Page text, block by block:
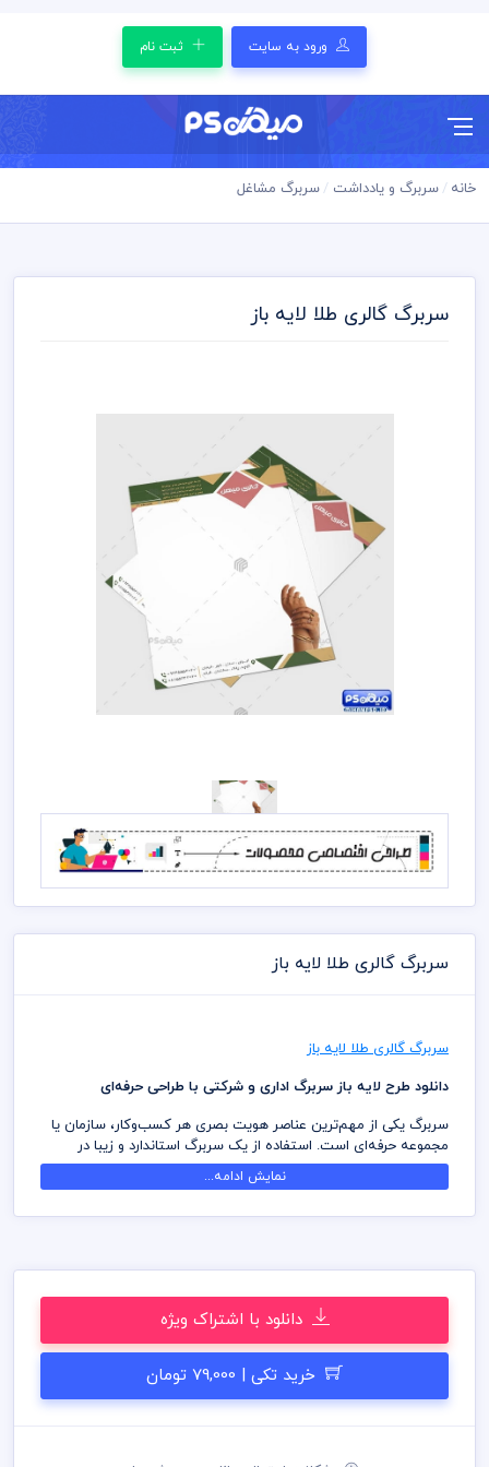
ورود به سایت ثبت نام
خانه سربرگ و یادداشت سربرگ مشاغل
دانلود با اشتراک ویژه
خرید تکی | 79,000 تومان
سربرگ گالری طلا لایه باز
سربرگ گالری طلا لایه باز
سربرگ گالری طلا لایه باز
دانلود طرح لایه باز سربرگ اداری و شرکتی با طراحی حرفه‌ای
سربرگ یکی از مهم‌ترین عناصر هویت بصری هر کسب‌وکار، سازمان یا
مجموعه حرفه‌ای است. استفاده از یک سربرگ استاندارد و زیبا در
مکاتبات رسمی، قراردادها، فاکتورها و نامه‌های اداری می‌تواند اعتبار
برند شما را افزایش داده و تصویری حرفه‌ای از مجموعه شما در ذهن
استانداردهای چاپ آماده شده است و برای انواع شرکت‌ها، مؤسسات،
صنعتی و سایر مشاغل قابل استفاده می‌باشد.
تمامی اجزای فایل به صورت لایه‌بندی شده طراحی شده‌اند تا بتوانید به
راحتی اطلاعات، لوگو، رنگ سازمانی و سایر بخش‌های مورد نیاز خود را
نمایش ادامه...